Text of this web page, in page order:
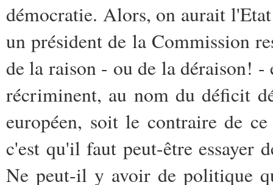
démocratie. Alors, on aurait
un président de la Commission
de la raison - ou de la déraison! -
récriminent, au nom du déficit
européen, soit le contraire de
c'est qu'il faut peut-être essayer
Ne peut-il y avoir de politique